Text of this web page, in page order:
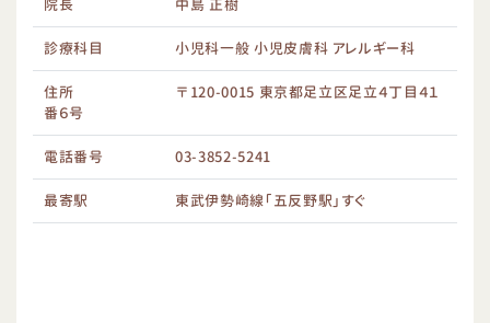
院長 中島 正樹
診療科目 小児科一般 小児皮膚科 アレルギー科
住所
〒120-0015 東京都足立区足立４丁目４１
番６号
電話番号 03-3852-5241
最寄駅 東武伊勢崎線「五反野駅」すぐ